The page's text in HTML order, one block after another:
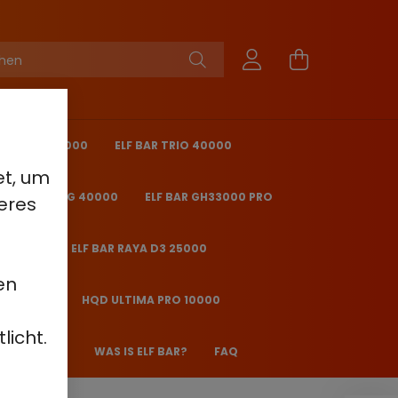
um
PRO 40000 ELF BAR TRIO 40000
BAR ICE KING 40000 ELF BAR GH33000 PRO
ELF BAR RAYA D3 25000
HQD ULTIMA PRO 10000
WAS IS ELF BAR? FAQ